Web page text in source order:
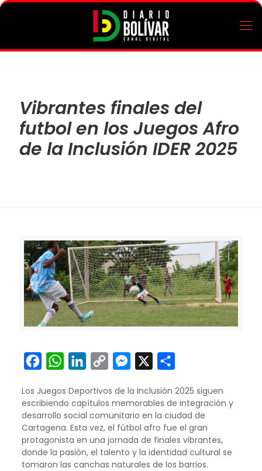
Vibrantes finales del
futbol en los Juegos Afro
de la Inclusión IDER 2025
FacebookWhatsAppLinkedIn
Copy
Messenger
Los Juegos Deportivos de la Inclusión 2025 siguen
escribiendo capítulos memorables de integración y
desarrollo social comunitario en la ciudad de
Cartagena. Esta vez, el fútbol afro fue el gran
protagonista en una jornada de finales vibrantes,
donde la pasión, el talento y la identidad cultural se
tomaron las canchas naturales de los barrios.